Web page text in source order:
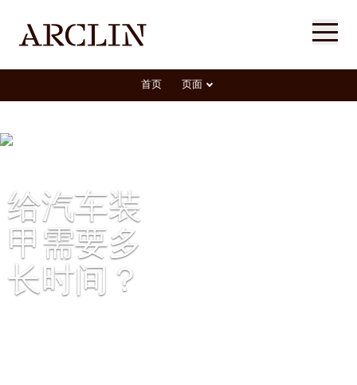
首页 页面
给汽车装
甲需要多
长时间？